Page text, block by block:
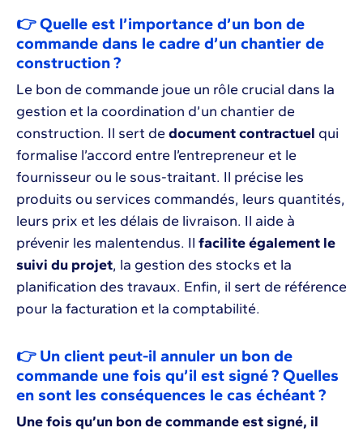
👉 Quelle est l’importance d’un bon de
commande dans le cadre d’un chantier de
construction ?
Le bon de commande joue un rôle crucial dans la
gestion et la coordination d’un chantier de
construction. Il sert de document contractuel qui
formalise l’accord entre l’entrepreneur et le
fournisseur ou le sous-traitant. Il précise les
produits ou services commandés, leurs quantités,
leurs prix et les délais de livraison. Il aide à
prévenir les malentendus. Il facilite également le
suivi du projet, la gestion des stocks et la
planification des travaux. Enfin, il sert de référence
pour la facturation et la comptabilité.
👉 Un client peut-il annuler un bon de
commande une fois qu’il est signé ? Quelles
en sont les conséquences le cas échéant ?
Une fois qu’un bon de commande est signé, il